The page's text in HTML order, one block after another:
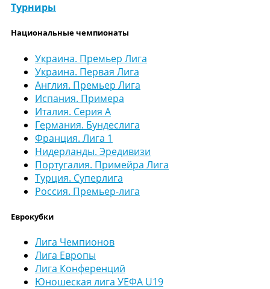
Турниры
Национальные чемпионаты
Украина. Премьер Лига
Украина. Первая Лига
Англия. Премьер Лига
Испания. Примера
Италия. Серия А
Германия. Бундеслига
Франция. Лига 1
Нидерланды. Эредивизи
Португалия. Примейра Лига
Турция. Суперлига
Россия. Премьер-лига
Еврокубки
Лига Чемпионов
Лига Европы
Лига Конференций
Юношеская лига УЕФА U19